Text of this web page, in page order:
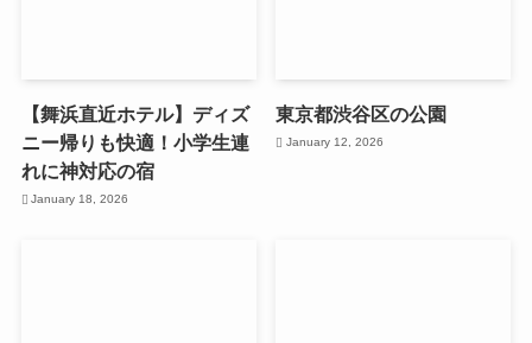
【舞浜直近ホテル】ディズ
ニー帰りも快適！小学生連
れに神対応の宿
January 18, 2026
東京都渋谷区の公園
January 12, 2026